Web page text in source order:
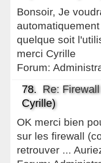
Bonsoir, Je
quelque soit
merci Cyrille
Forum:
78. Re: Firewall
Cyrille)
OK merci bien
sur les firewall
retrouver ...